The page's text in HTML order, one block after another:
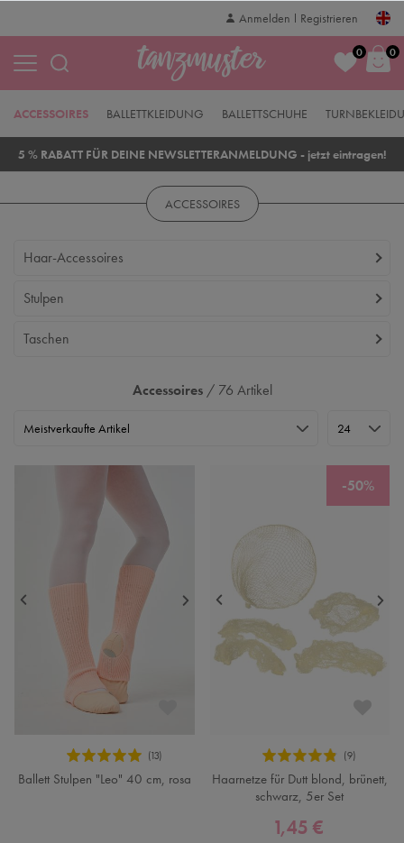
Anmelden Registrieren
0 0
BALLETTKLEIDUNG BALLETTSCHUHE
ACCESSOIRES
5 % RABATT FÜR DEINE NEWSLETTERANMELDUNG - jetzt eintragen!
ACCESSOIRES
Haar-Accessoires
Stulpen
Taschen
Accessoires/ 76 Artikel
Ballett Stulpen "Leo" 40 cm, rosa
-50%
Haarnetze für Dutt blond, brünett,
schwarz, 5er Set
1,45 €